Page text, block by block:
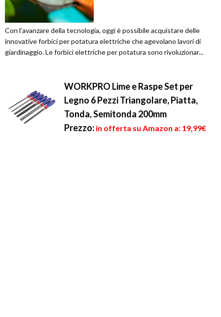
Con l’avanzare della tecnologia, oggi è possibile acquistare delle
innovative forbici per potatura elettriche che agevolano lavori di
giardinaggio. Le forbici elettriche per potatura sono rivoluzionar...
WORKPRO Lime e Raspe Set per
Legno 6 Pezzi Triangolare, Piatta,
Tonda, Semitonda 200mm
Prezzo: in offerta su Amazon a: 19,99€